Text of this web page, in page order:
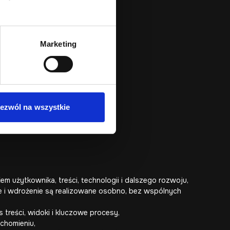
Marketing
na wszystkie
widoków,
modułu,
prac,
zakresu.
użytkownika, treści, technologii i dalszego rozwoju,
i wdrożenie są realizowane osobno, bez wspólnych
treści, widoki i kluczowe procesy,